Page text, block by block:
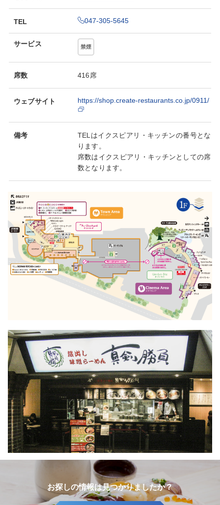
TEL 047-305-5645
サービス 禁煙
席数 416席
ウェブサイト https://shop.create-restaurants.co.jp/0911/
備考
TELはイクスピアリ・キッチンの番号とな
ります。
席数はイクスピアリ・キッチンとしての席
数となります。
お探しの情報は見つかりましたか？